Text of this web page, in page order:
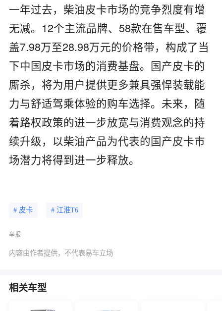
一年过去，柴油皮卡市场的竞争烈度有增
无减。12个主流品牌、58款在售车型、覆
盖7.98万至28.98万元的价格带，构成了当
下中国皮卡市场的消费基盘。国产皮卡的
厮杀，将为用户提供更多兼具强悍装载能
力与舒适驾乘体验的购车选择。未来，随
着路权政策的进一步放宽与消费观念的持
续升级，以柴油产品为代表的国产皮卡市
场潜力将得到进一步释放。
# 皮卡 # 江淮T6
举报
内容由作者提供，不代表易车立场
相关车型